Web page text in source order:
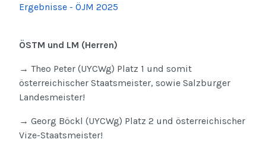
Ergebnisse - ÖJM 2025
ÖSTM und LM (Herren)
→ Theo Peter (UYCWg) Platz 1 und somit
österreichischer Staatsmeister, sowie Salzburger
Landesmeister!
→ Georg Böckl (UYCWg) Platz 2 und österreichischer
Vize-Staatsmeister!